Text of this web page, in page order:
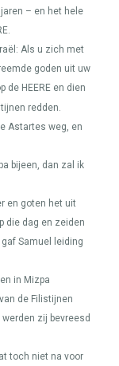
– en het hele
.
Als u zich met
goden uit uw
de HEERE en dien
redden.
Astartes weg, en
bijeen, dan zal ik
en goten het uit
die dag en zeiden
Samuel leiding
in Mizpa
de Filistijnen
zij bevreesd
toch niet na voor